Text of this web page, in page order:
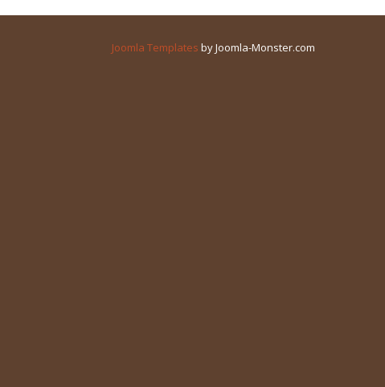
Joomla Templates by Joomla-Monster.com